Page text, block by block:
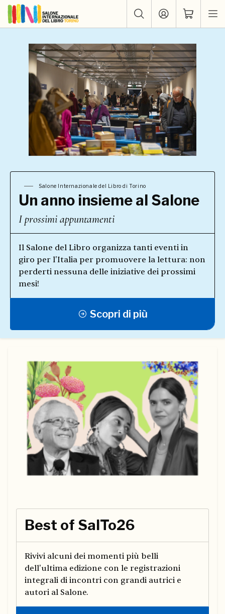
Salone Internazionale del Libro di Torino
Un anno insieme al Salone
I prossimi appuntamenti
Il Salone del Libro organizza tanti eventi in
giro per l'Italia per promuovere la lettura: non
perderti nessuna delle iniziative dei prossimi
mesi!
Scopri di più
Best of SalTo26
Rivivi alcuni dei momenti più belli
dell'ultima edizione con le registrazioni
integrali di incontri con grandi autrici e
autori al Salone.